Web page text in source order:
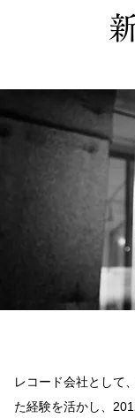
レコード会社として
た経験を活かし、